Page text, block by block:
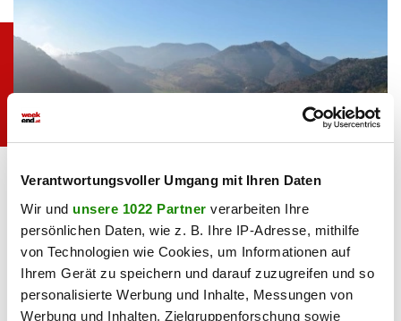
Verantwortungsvoller Umgang mit Ihren Daten
Wir und unsere 1022 Partner verarbeiten Ihre
persönlichen Daten, wie z. B. Ihre IP-Adresse, mithilfe
von Technologien wie Cookies, um Informationen auf
Ihrem Gerät zu speichern und darauf zuzugreifen und so
personalisierte Werbung und Inhalte, Messungen von
Werbung und Inhalten, Zielgruppenforschung sowie
Hocheck
imageBROKER /
4. Vom „Tal der Wirte“ auf das
Hocheck: Alpine Herausforderung
Furth an der Triesting wird seinem Beinamen „Tal der Wirte“
mehr als gerecht: Ein breites Angebot an kulinarischen